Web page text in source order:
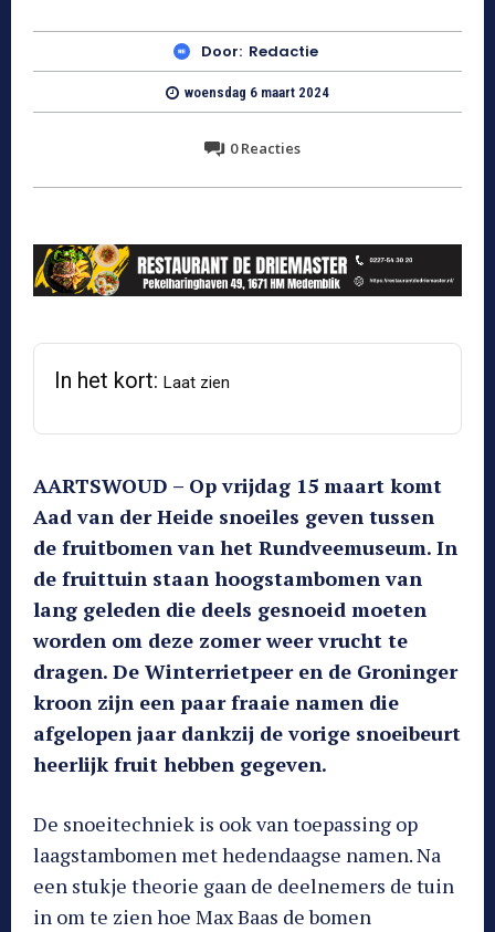
Door: Redactie
woensdag 6 maart 2024
0Reacties
In het kort: Laat zien
AARTSWOUD – Op vrijdag 15 maart komt
Aad van der Heide snoeiles geven tussen
de fruitbomen van het Rundveemuseum. In
de fruittuin staan hoogstambomen van
lang geleden die deels gesnoeid moeten
worden om deze zomer weer vrucht te
dragen. De Winterrietpeer en de Groninger
kroon zijn een paar fraaie namen die
afgelopen jaar dankzij de vorige snoeibeurt
heerlijk fruit hebben gegeven.
De snoeitechniek is ook van toepassing op
laagstambomen met hedendaagse namen. Na
een stukje theorie gaan de deelnemers de tuin
in om te zien hoe Max Baas de bomen